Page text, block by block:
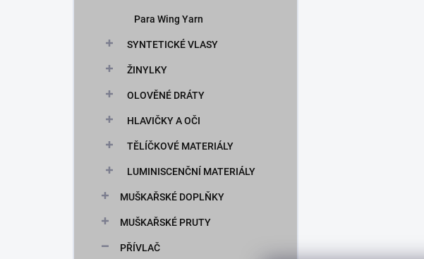
Para Wing Yarn
SYNTETICKÉ VLASY
ŽINYLKY
OLOVĚNÉ DRÁTY
HLAVIČKY A OČI
TĚLÍČKOVÉ MATERIÁLY
LUMINISCENČNÍ MATERIÁLY
MUŠKAŘSKÉ DOPLŇKY
MUŠKAŘSKÉ PRUTY
PŘÍVLAČ